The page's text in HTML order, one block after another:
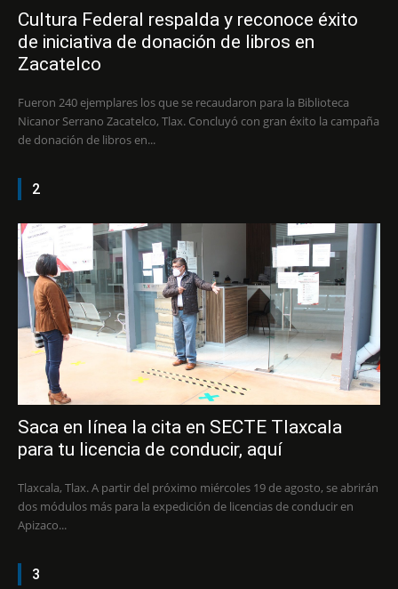
Cultura Federal respalda y reconoce éxito
de iniciativa de donación de libros en
Zacatelco
Fueron 240 ejemplares los que se recaudaron para la Biblioteca
Nicanor Serrano Zacatelco, Tlax. Concluyó con gran éxito la campaña
de donación de libros en...
2
Saca en línea la cita en SECTE Tlaxcala
para tu licencia de conducir, aquí
Tlaxcala, Tlax. A partir del próximo miércoles 19 de agosto, se abrirán
dos módulos más para la expedición de licencias de conducir en
Apizaco...
3